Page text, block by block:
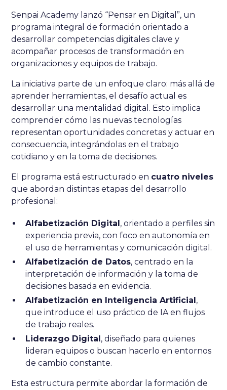
Senpai Academy lanzó “Pensar en Digital”, un
programa integral de formación orientado a
desarrollar competencias digitales clave y
acompañar procesos de transformación en
organizaciones y equipos de trabajo.
La iniciativa parte de un enfoque claro: más allá de
aprender herramientas, el desafío actual es
desarrollar una mentalidad digital. Esto implica
comprender cómo las nuevas tecnologías
representan oportunidades concretas y actuar en
consecuencia, integrándolas en el trabajo
cotidiano y en la toma de decisiones.
El programa está estructurado en cuatro niveles
que abordan distintas etapas del desarrollo
profesional:
Alfabetización Digital, orientado a perfiles sin
experiencia previa, con foco en autonomía en
el uso de herramientas y comunicación digital.
Alfabetización de Datos, centrado en la
interpretación de información y la toma de
decisiones basada en evidencia.
Alfabetización en Inteligencia Artificial,
que introduce el uso práctico de IA en flujos
de trabajo reales.
Liderazgo Digital, diseñado para quienes
lideran equipos o buscan hacerlo en entornos
de cambio constante.
Esta estructura permite abordar la formación de